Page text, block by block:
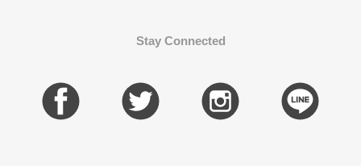
Stay Connected